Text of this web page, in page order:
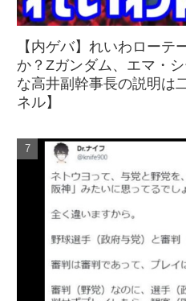
【内ゲバ】れいわローテ
か？Zガンダム、エマ・
な高井副幹事長の説明は
ネル】